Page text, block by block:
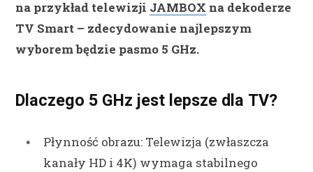
na przykład telewizji JAMBOX na dekoderze
TV Smart – zdecydowanie najlepszym
wyborem będzie pasmo 5 GHz.
Dlaczego 5 GHz jest lepsze dla TV?
Płynność obrazu: Telewizja (zwłaszcza
kanały HD i 4K) wymaga stabilnego